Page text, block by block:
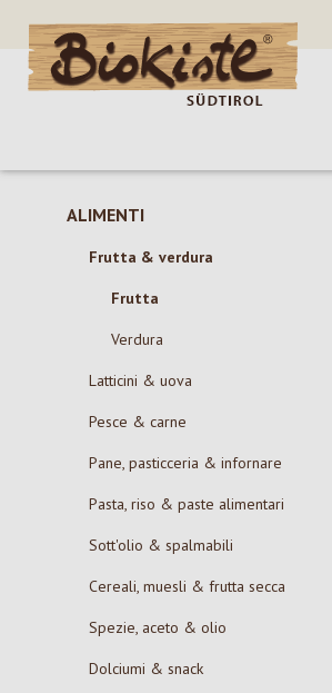
al contenuto principale
Salta alla ricerca
Passa alla navigazione principale
ALIMENTI
Frutta & verdura
Frutta
Verdura
Latticini & uova
Pesce & carne
Pane, pasticceria & infornare
Pasta, riso & paste alimentari
Sott'olio & spalmabili
Cereali, muesli & frutta secca
Spezie, aceto & olio
Dolciumi & snack